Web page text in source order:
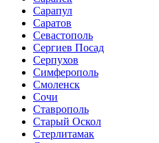
Сарапул
Саратов
Севастополь
Сергиев Посад
Серпухов
Симферополь
Смоленск
Сочи
Ставрополь
Старый Оскол
Стерлитамак